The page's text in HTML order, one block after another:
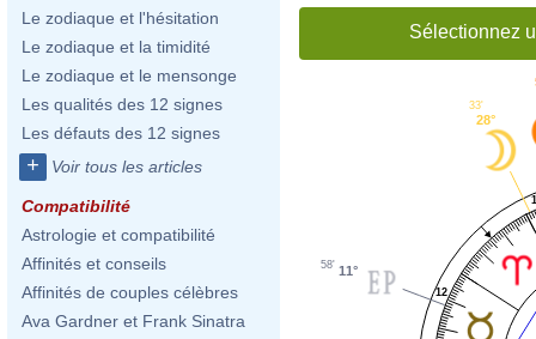
Le zodiaque et l'hésitation
Le zodiaque et la timidité
Le zodiaque et le mensonge
Les qualités des 12 signes
Les défauts des 12 signes
+ Voir tous les articles
Compatibilité
Astrologie et compatibilité
Affinités et conseils
Affinités de couples célèbres
Ava Gardner et Frank Sinatra
Sélectionnez
12
28°
33'
11°
58'